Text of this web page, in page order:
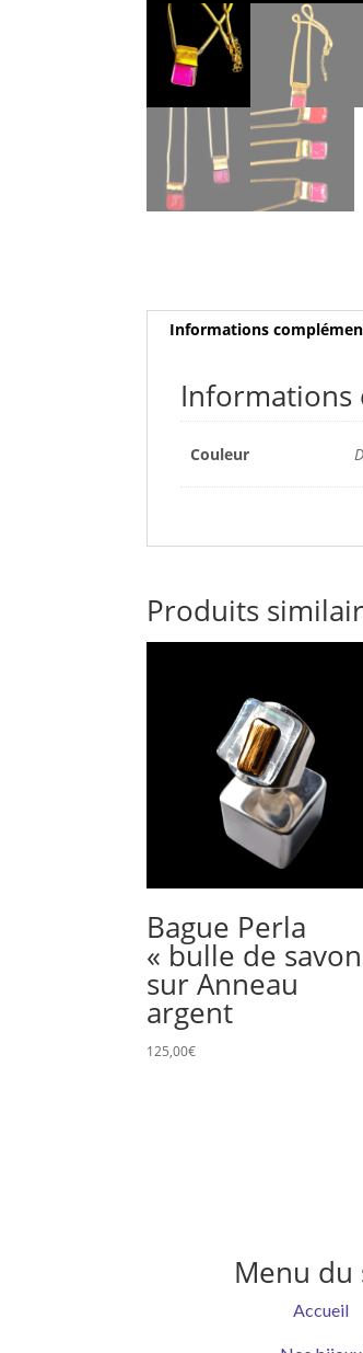
Informations
Informations
Couleur
Produits
Bague Perla
« bulle de
sur Anneau
argent
125,00€
Menu du
Accueil